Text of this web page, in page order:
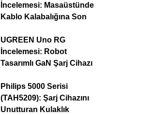
İncelemesi: Masaüstünde
Kablo Kalabalığına Son
UGREEN Uno RG
İncelemesi: Robot
Tasarımlı GaN Şarj Cihazı
Philips 5000 Serisi
(TAH5209): Şarj Cihazını
Unutturan Kulaklık